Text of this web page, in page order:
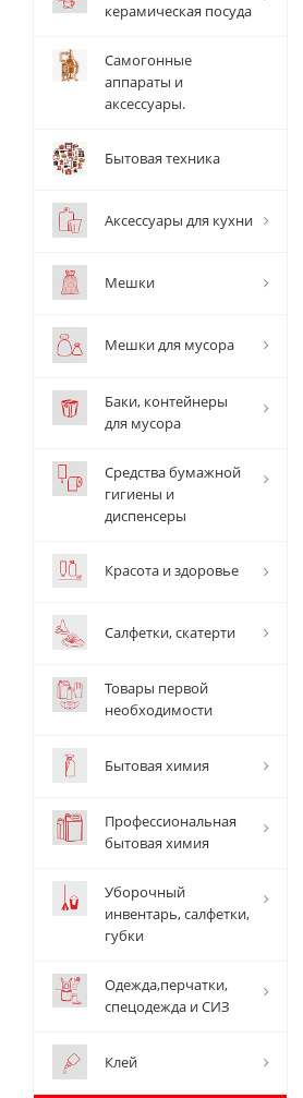
керамическая посуда
Самогонные
аппараты и
аксессуары.
Бытовая техника
Аксессуары для кухни
Мешки
Мешки для мусора
Баки, контейнеры
для мусора
Средства бумажной
гигиены и
диспенсеры
Красота и здоровье
Салфетки, скатерти
Товары первой
необходимости
Бытовая химия
Профессиональная
бытовая химия
Уборочный
инвентарь, салфетки,
губки
Одежда,перчатки,
спецодежда и СИЗ
Клей